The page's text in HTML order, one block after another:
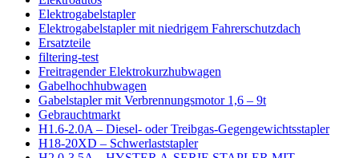
Elektrogabelstapler
Elektrogabelstapler mit niedrigem Fahrerschutzdach
Ersatzteile
filtering-test
Freitragender Elektrokurzhubwagen
Gabelhochhubwagen
Gabelstapler mit Verbrennungsmotor 1,6 – 9t
Gebrauchtmarkt
H1.6-2.0A – Diesel- oder Treibgas-Gegengewichtsstapler
H18-20XD – Schwerlaststapler